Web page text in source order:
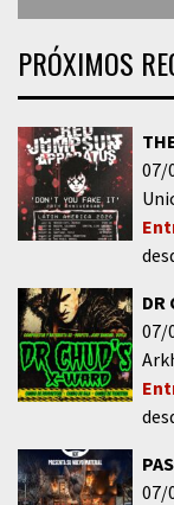
PRÓXIMOS
07/
DR
07/
07/